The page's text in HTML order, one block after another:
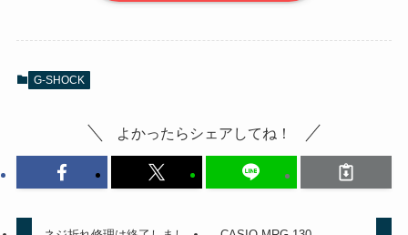
G-SHOCK
よかったらシェアしてね！